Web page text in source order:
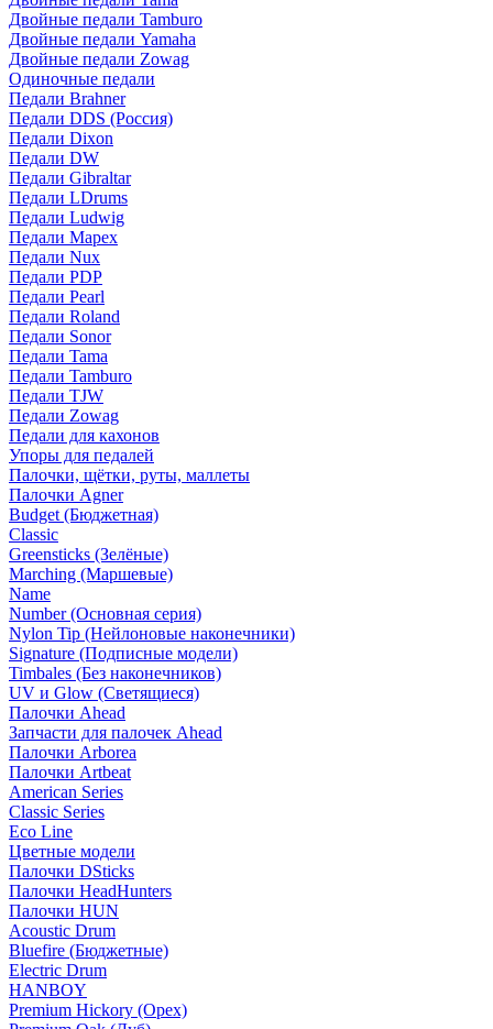
Двойные педали Tamburo
Двойные педали Yamaha
Двойные педали Zowag
Одиночные педали
Педали Brahner
Педали DDS (Россия)
Педали Dixon
Педали DW
Педали Gibraltar
Педали LDrums
Педали Ludwig
Педали Mapex
Педали Nux
Педали PDP
Педали Pearl
Педали Roland
Педали Sonor
Педали Tama
Педали Tamburo
Педали TJW
Педали Zowag
Педали для кахонов
Упоры для педалей
Палочки, щётки, руты, маллеты
Палочки Agner
Budget (Бюджетная)
Classic
Greensticks (Зелёные)
Marching (Маршевые)
Name
Number (Основная серия)
Nylon Tip (Нейлоновые наконечники)
Signature (Подписные модели)
Timbales (Без наконечников)
UV и Glow (Светящиеся)
Палочки Ahead
Запчасти для палочек Ahead
Палочки Arborea
Палочки Artbeat
American Series
Classic Series
Eco Line
Цветные модели
Палочки DSticks
Палочки HeadHunters
Палочки HUN
Acoustic Drum
Bluefire (Бюджетные)
Electric Drum
HANBOY
Premium Hickory (Орех)